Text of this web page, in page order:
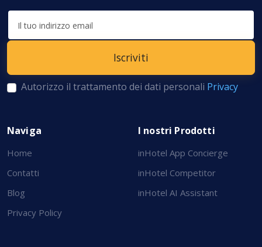
Autorizzo il trattamento dei dati personali Privacy
Naviga
Home
Contatti
Blog
Privacy Policy
I nostri Prodotti
inHotel App Concierge
inHotel Competitor
inHotel AI Assistant